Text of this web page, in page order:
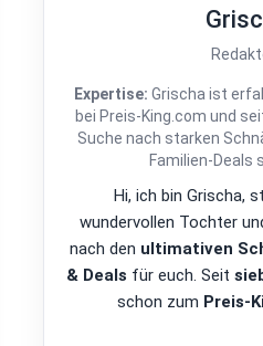
Expertise: Grischa ist
bei Preis-King.com und
Suche nach starken
Familien-Deals
Hi, ich bin Grischa,
wundervollen Tochter
nach den ultimativen
& Deals für euch. Seit
schon zum Preis-